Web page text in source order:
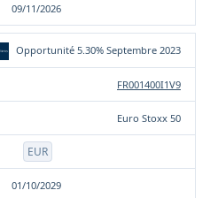
09/11/2026
Opportunité 5.30% Septembre 2023
FR001400I1V9
Euro Stoxx 50
EUR
01/10/2029